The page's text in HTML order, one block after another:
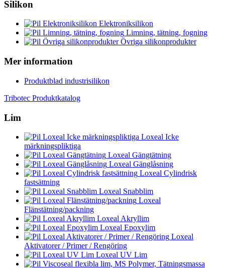
Silikon
Elektroniksilikon
Limning, tätning, fogning
Övriga silikonprodukter
Mer information
Produktblad industrisilikon
Tribotec Produktkatalog
Lim
Loxeal Icke
märkningspliktiga
Loxeal Gängtätning
Loxeal Gänglåsning
Loxeal Cylindrisk
fastsättning
Loxeal Snabblim
Loxeal
Flänstätning/packning
Loxeal Akryllim
Loxeal Epoxylim
Loxeal
Aktivatorer / Primer / Rengöring
Loxeal UV Lim